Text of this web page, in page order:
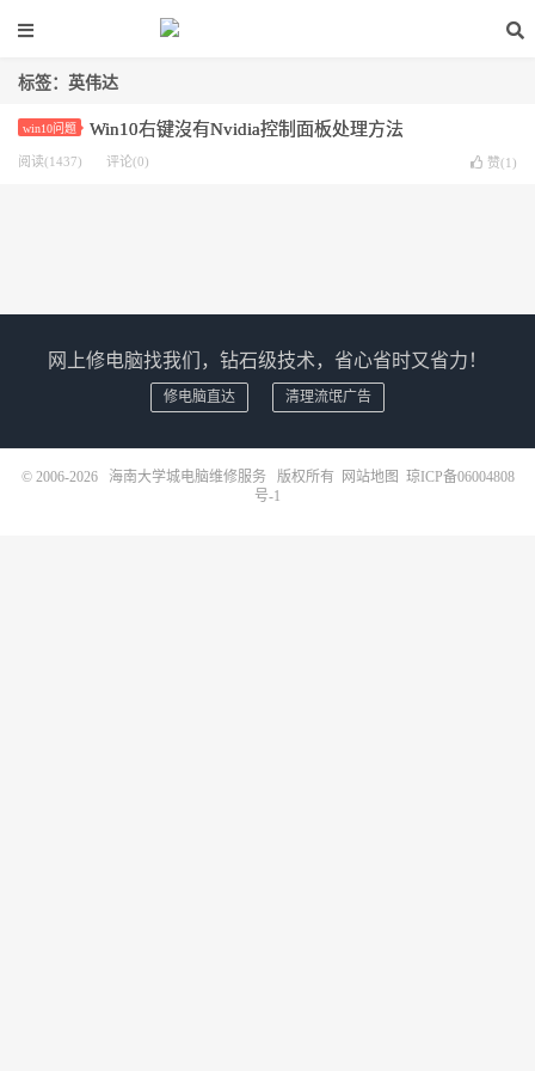
标签：英伟达
win10问题 Win10右键沒有Nvidia控制面板处理方法
阅读(1437) 评论(0) 赞(1 )
网上修电脑找我们，钻石级技术，省心省时又省力！
修电脑直达 清理流氓广告
© 2006-2026 海南大学城电脑维修服务 版权所有 网站地图 琼ICP备06004808
号-1